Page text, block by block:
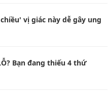
vị giác này dễ gây ung
Bạn đang thiếu 4 thứ